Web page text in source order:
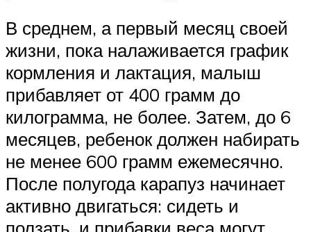
В среднем, а первый месяц своей
жизни, пока налаживается график
кормления и лактация, малыш
прибавляет от 400 грамм до
килограмма, не более. Затем, до 6
месяцев, ребенок должен набирать
не менее 600 грамм ежемесячно.
После полугода карапуз начинает
активно двигаться: сидеть и